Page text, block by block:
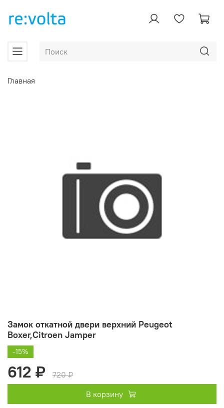
Главная
Замок откатной двери верхний Peugeot
Boxer,Citroen Jamper
-15%
612 ₽
720 ₽
В корзину